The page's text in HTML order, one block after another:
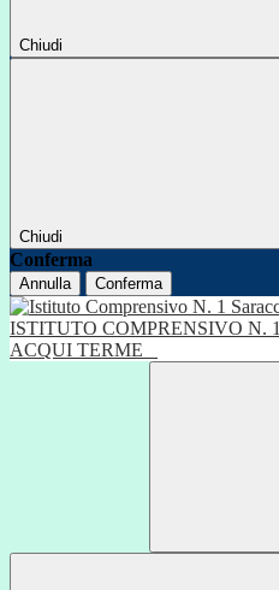
Chiudi
Chiudi
Conferma
Annulla Conferma
ISTITUTO COMPRENSIVO N. 1
ACQUI TERME